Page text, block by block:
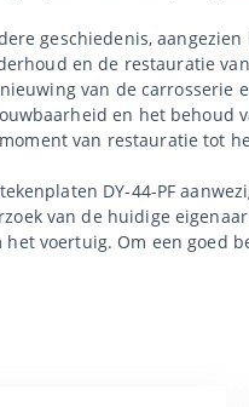
geschiedenis,
en de restauratie
van de
en het
van restauratie tot
DY-44-PF
van de huidige
voertuig. Om een goed